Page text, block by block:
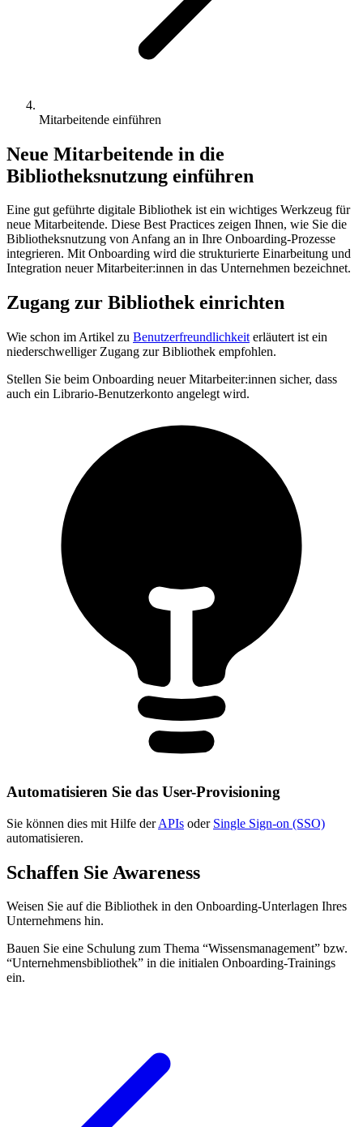
Mitarbeitende einführen
Neue Mitarbeitende in die
Bibliotheksnutzung einführen
Eine gut geführte digitale Bibliothek ist ein wichtiges Werkzeug für
neue Mitarbeitende. Diese Best Practices zeigen Ihnen, wie Sie die
Bibliotheksnutzung von Anfang an in Ihre Onboarding-Prozesse
integrieren. Mit Onboarding wird die strukturierte Einarbeitung und
Integration neuer Mitarbeiter:innen in das Unternehmen bezeichnet.
Zugang zur Bibliothek einrichten
Wie schon im Artikel zu Benutzerfreundlichkeit erläutert ist ein
niederschwelliger Zugang zur Bibliothek empfohlen.
Stellen Sie beim Onboarding neuer Mitarbeiter:innen sicher, dass
auch ein Librario-Benutzerkonto angelegt wird.
Automatisieren Sie das User-Provisioning
Sie können dies mit Hilfe derAPIs oder Single Sign-on (SSO)
automatisieren.
Schaffen Sie Awareness
Weisen Sie auf die Bibliothek in den Onboarding-Unterlagen Ihres
Unternehmens hin.
Bauen Sie eine Schulung zum Thema “Wissensmanagement” bzw.
“Unternehmensbibliothek” in die initialen Onboarding-Trainings
ein.